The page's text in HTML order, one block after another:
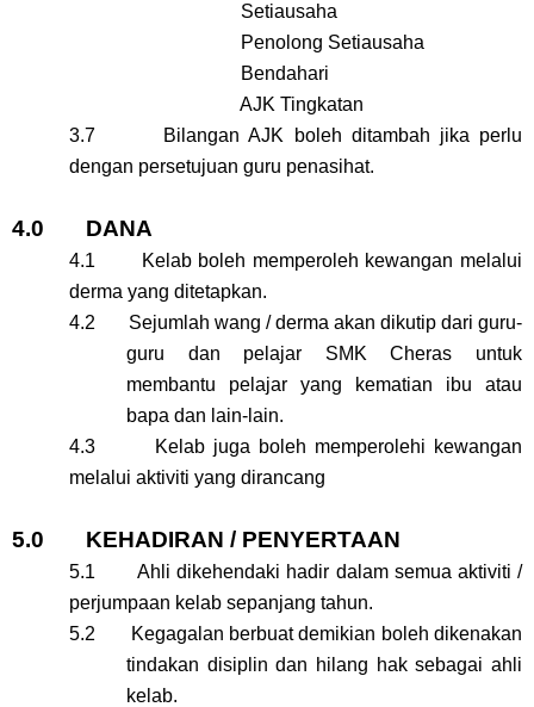
Setiausaha
Penolong Setiausaha
Bendahari
AJK Tingkatan
3.7 Bilangan AJK boleh ditambah jika perlu
dengan persetujuan guru penasihat.
4.0 DANA
4.1 Kelab boleh memperoleh kewangan melalui
derma yang ditetapkan.
4.2 Sejumlah wang / derma akan dikutip dari guru-
guru dan pelajar SMK Cheras untuk
membantu pelajar yang kematian ibu atau
bapa dan lain-lain.
4.3 Kelab juga boleh memperolehi kewangan
melalui aktiviti yang dirancang
5.0 KEHADIRAN / PENYERTAAN
5.1 Ahli dikehendaki hadir dalam semua aktiviti /
perjumpaan kelab sepanjang tahun.
5.2 Kegagalan berbuat demikian boleh dikenakan
tindakan disiplin dan hilang hak sebagai ahli
kelab.